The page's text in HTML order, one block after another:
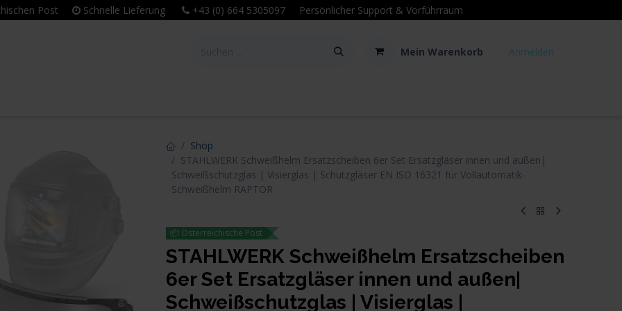
Post Schnelle Lieferung +43 (0) 664 5305097 Persönlicher Support & Vorführraum
Mein Warenkorb Anmelden
Shop
STAHLWERK Schweißhelm Ersatzscheiben 6er Set Ersatzgläser innen und außen|
Schweißschutzglas | Visierglas | Schutzgläser EN ISO 16321 für Vollautomatik-
Schweißhelm RAPTOR
📦 Österreichische Post
STAHLWERK Schweißhelm Ersatzscheiben
6er Set Ersatzgläser innen und außen|
Schweißschutzglas | Visierglas |